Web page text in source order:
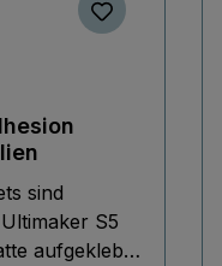
sind
S5
aufgeklebt